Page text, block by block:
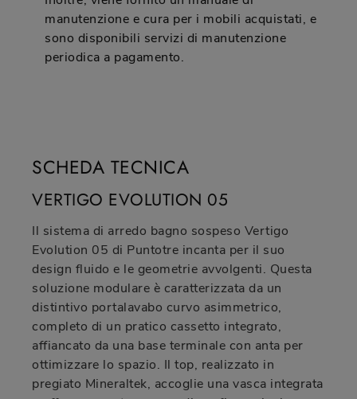
manutenzione e cura per i mobili acquistati, e
sono disponibili servizi di manutenzione
periodica a pagamento.
SCHEDA TECNICA
VERTIGO EVOLUTION 05
Il sistema di arredo bagno sospeso Vertigo
Evolution 05 di Puntotre incanta per il suo
design fluido e le geometrie avvolgenti. Questa
soluzione modulare è caratterizzata da un
distintivo portalavabo curvo asimmetrico,
completo di un pratico cassetto integrato,
affiancato da una base terminale con anta per
ottimizzare lo spazio. Il top, realizzato in
pregiato Mineraltek, accoglie una vasca integrata